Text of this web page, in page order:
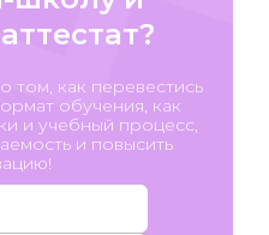
как перевестись
обучения, как
и учебный процесс,
и повысить